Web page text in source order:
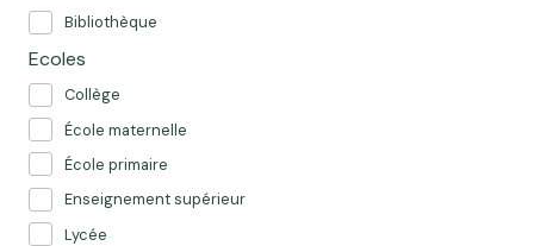
Bibliothèque
Ecoles
Collège
École maternelle
École primaire
Enseignement supérieur
Lycée